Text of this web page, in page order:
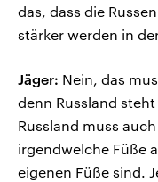
das, dass die
stärker werden in
Jäger: Nein, das
denn Russland
Russland muss
irgendwelche Füße
eigenen Füße sind.